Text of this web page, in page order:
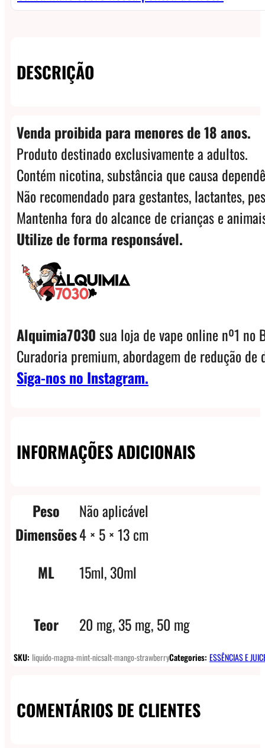
DESCRIÇÃO
Venda proibida para menores de 18 anos.
Produto destinado exclusivamente a adultos.
Contém nicotina, substância que causa
Não recomendado para gestantes, lactantes,
Mantenha fora do alcance de crianças e
Utilize de forma responsável.
Alquimia7030sua loja de vape online nº1 no
Curadoria premium, abordagem de redução
Siga-nos no Instagram.
INFORMAÇÕES ADICIONAIS
Peso
Não aplicável
Dimensões4 × 5 × 13 cm
ML
15ml, 30ml
Teor 20 mg, 35 mg, 50 mg
SKU: liquido-magna-mint-nicsalt-mango-strawberryCategories: ESSÊNCIAS E
COMENTÁRIOS DE CLIENTES